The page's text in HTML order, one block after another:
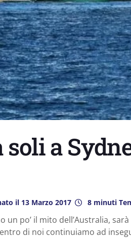
soli a
il 13 Marzo 2017 8 minuti
po’ il mito dell’Australia,
di noi continuiamo ad